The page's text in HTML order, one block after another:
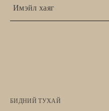
БИДНИЙ ТУХАЙ